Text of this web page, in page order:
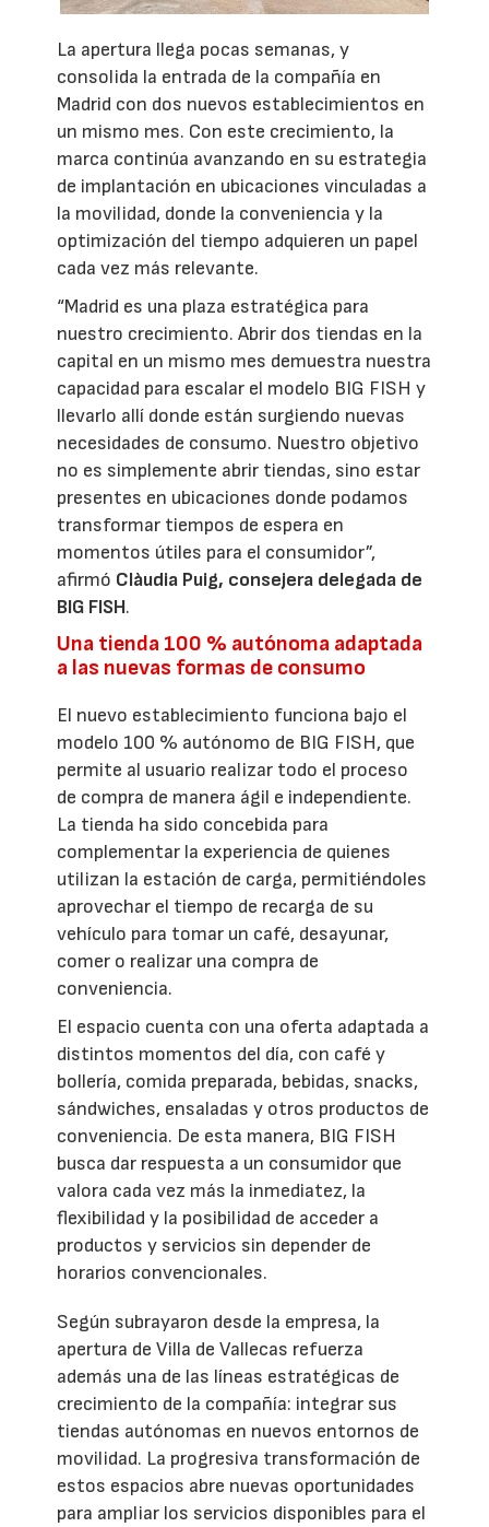
La apertura llega pocas semanas, y
consolida la entrada de la compañía en
Madrid con dos nuevos establecimientos en
un mismo mes. Con este crecimiento, la
marca continúa avanzando en su estrategia
de implantación en ubicaciones vinculadas a
la movilidad, donde la conveniencia y la
optimización del tiempo adquieren un papel
cada vez más relevante.
“Madrid es una plaza estratégica para
nuestro crecimiento. Abrir dos tiendas en la
capital en un mismo mes demuestra nuestra
capacidad para escalar el modelo BIG FISH y
llevarlo allí donde están surgiendo nuevas
necesidades de consumo. Nuestro objetivo
no es simplemente abrir tiendas, sino estar
presentes en ubicaciones donde podamos
transformar tiempos de espera en
momentos útiles para el consumidor”,
afirmó Clàudia Puig, consejera delegada de
BIG FISH.
Una tienda 100 % autónoma adaptada
a las nuevas formas de consumo
El nuevo establecimiento funciona bajo el
modelo 100 % autónomo de BIG FISH, que
permite al usuario realizar todo el proceso
de compra de manera ágil e independiente.
La tienda ha sido concebida para
complementar la experiencia de quienes
utilizan la estación de carga, permitiéndoles
aprovechar el tiempo de recarga de su
vehículo para tomar un café, desayunar,
comer o realizar una compra de
conveniencia.
El espacio cuenta con una oferta adaptada a
distintos momentos del día, con café y
bollería, comida preparada, bebidas, snacks,
sándwiches, ensaladas y otros productos de
conveniencia. De esta manera, BIG FISH
busca dar respuesta a un consumidor que
valora cada vez más la inmediatez, la
flexibilidad y la posibilidad de acceder a
productos y servicios sin depender de
horarios convencionales.
Según subrayaron desde la empresa, la
apertura de Villa de Vallecas refuerza
además una de las líneas estratégicas de
crecimiento de la compañía: integrar sus
tiendas autónomas en nuevos entornos de
movilidad. La progresiva transformación de
estos espacios abre nuevas oportunidades
para ampliar los servicios disponibles para el